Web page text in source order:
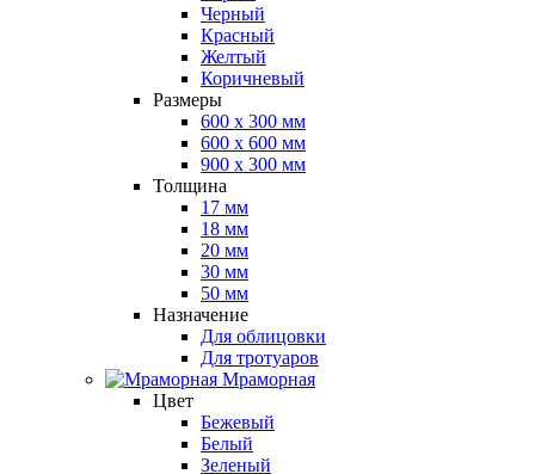
Черный
Красный
Желтый
Коричневый
Размеры
600 х 300 мм
600 х 600 мм
900 x 300 мм
Толщина
17 мм
18 мм
20 мм
30 мм
50 мм
Назначение
Для облицовки
Для тротуаров
Мраморная
Цвет
Бежевый
Белый
Зеленый